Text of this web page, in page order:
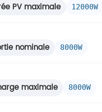
PV maximale 12000W
nominale 8000W
maximale 8000W